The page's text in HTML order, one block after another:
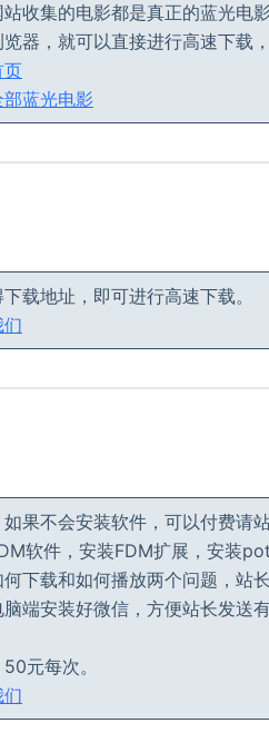
收集的电影都是真正的蓝光电
器，就可以直接进行高速下载
页
蓝光电影
载地址，即可进行高速下载。
果不会安装软件，可以付费请
软件，安装FDM扩展，安装
下载和如何播放两个问题，站
端安装好微信，方便站长发送有
元每次。